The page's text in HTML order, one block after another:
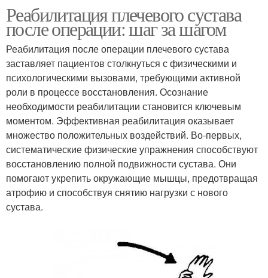
Реабилитация плечевого сустава
после операции: шаг за шагом
Реабилитация после операции плечевого сустава
заставляет пациентов столкнуться с физическими и
психологическими вызовами, требующими активной
роли в процессе восстановления. Осознание
необходимости реабилитации становится ключевым
моментом. Эффективная реабилитация оказывает
множество положительных воздействий. Во-первых,
систематические физические упражнения способствуют
восстановлению полной подвижности сустава. Они
помогают укрепить окружающие мышцы, предотвращая
атрофию и способствуя снятию нагрузки с нового
сустава.